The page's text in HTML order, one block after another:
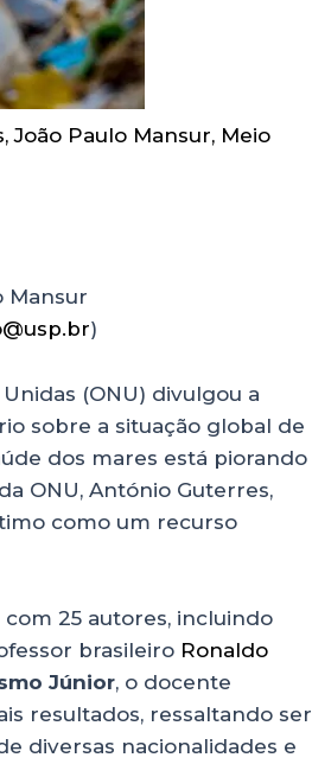
,João Paulo Mansur, Meio
Mansur
)
(ONU) divulgou a
sobre a situação global de
dos mares está piorando
ONU, António Guterres,
como um recurso
25 autores, incluindo
brasileiro Ronaldo
Júnior, o docente
resultados, ressaltando ser
diversas nacionalidades e